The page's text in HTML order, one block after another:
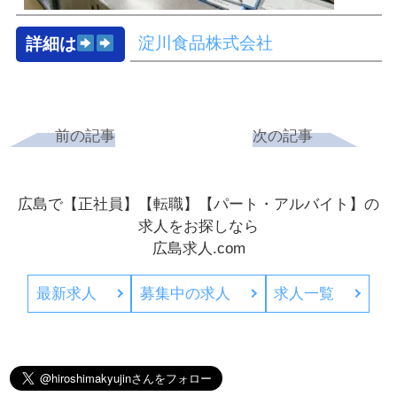
詳細は 淀川食品株式会社
前の記事 次の記事
広島で【正社員】【転職】【パート・アルバイト】の
求人をお探しなら
広島求人.com
最新求人 募集中の求人 求人一覧